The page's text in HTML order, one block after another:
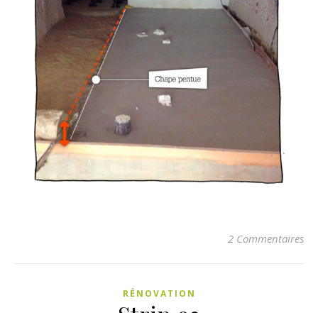
2 Commentaires
RÉNOVATION